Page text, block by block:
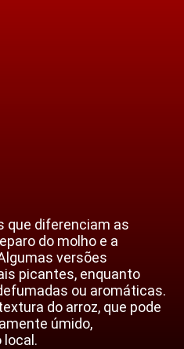
que diferenciam as
do molho e a
versões
picantes, enquanto
ou aromáticas.
do arroz, que pode
úmido,
local.